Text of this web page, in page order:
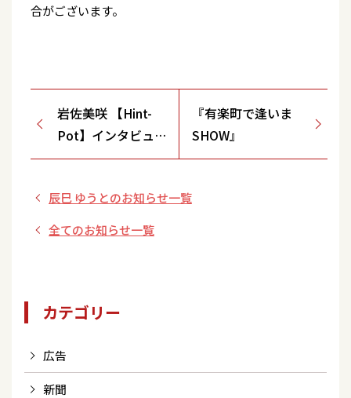
合がございます。
岩佐美咲 【Hint-
Pot】インタビュー
掲載情報！
『有楽町で逢いま
SHOW』
辰巳 ゆうとのお知らせ一覧
全てのお知らせ一覧
カテゴリー
広告
新聞